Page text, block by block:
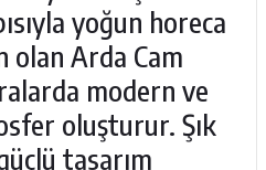
yoğun horeca
olan Arda Cam
modern ve
oluşturur. Şık
tasarım